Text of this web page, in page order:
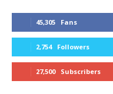
45,305 Fans
2,754 Followers
27,500 Subscribers